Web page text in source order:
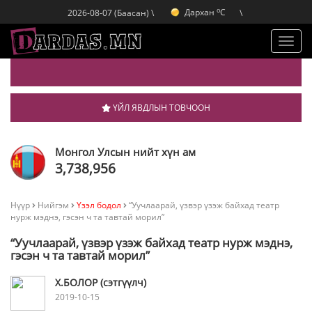
2026-08-07 (Баасан) \ Дархан oC
Эрдэнэт C
\
ҮЙЛ ЯВДЛЫН ТОВЧООН
Монгол Улсын нийт хүн ам
3,738,956
Нүүр Нийгэм Үзэл бодол
“Уучлаарай, үзвэр үзэж байхад театр
нурж мэднэ, гэсэн ч та тавтай морил”
“Уучлаарай, үзвэр үзэж байхад театр нурж мэднэ,
гэсэн ч та тавтай морил”
Х.БОЛОР (сэтгүүлч)
2019-10-15